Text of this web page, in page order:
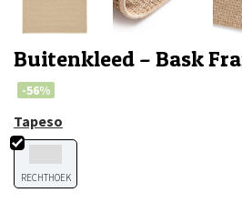
Buitenkleed – Bask
-56%
Tapeso
RECHTHOEK